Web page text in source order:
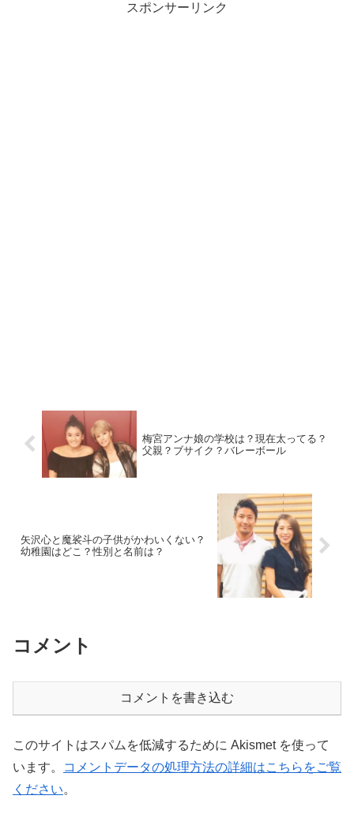
スポンサーリンク
梅宮アンナ娘の学校は？現在太ってる？
父親？ブサイク？バレーボール
矢沢心と魔裟斗の子供がかわいくない？
幼稚園はどこ？性別と名前は？
コメント
コメントを書き込む
このサイトはスパムを低減するために Akismet を使って
います。
コメントデータの処理方法の詳細はこちらをご覧
ください。